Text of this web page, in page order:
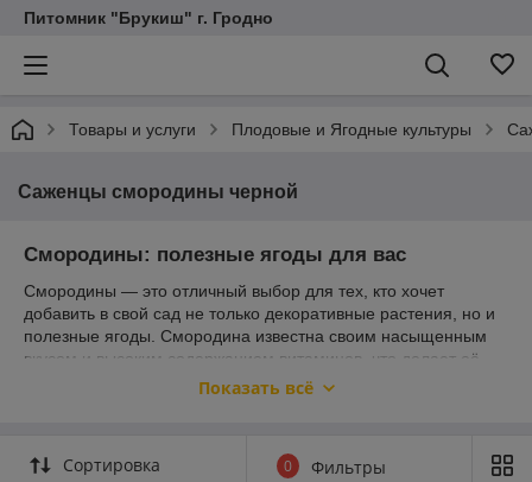
Питомник "Брукиш" г. Гродно
Товары и услуги Плодовые и Ягодные культуры
Саженцы смородины черной
Смородины: полезные ягоды для вас
Смородины — это отличный выбор для тех, кто хочет
добавить в свой сад не только декоративные растения, но и
полезные ягоды. Смородина известна своим насыщенным
вкусом и высоким содержанием витаминов, что делает её
популярной среди садоводов. У нас представлен широкий
сорт, устойчивость к болезням и особенности ухода. Мы
Показать всё
Сортировка 0 Фильтры